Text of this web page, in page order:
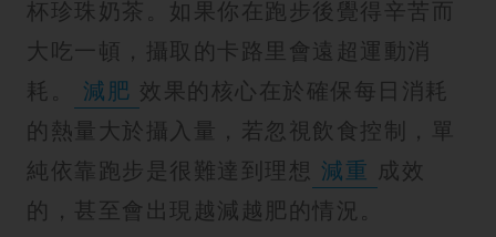
杯珍珠奶茶。如果你在跑步後覺得辛苦而
大吃一頓，攝取的卡路里會遠超運動消
耗。
減肥 效果的核心在於確保每日消耗
的熱量大於攝入量，若忽視飲食控制，單
純依靠跑步是很難達到理想 減重 成效
的，甚至會出現越減越肥的情況。